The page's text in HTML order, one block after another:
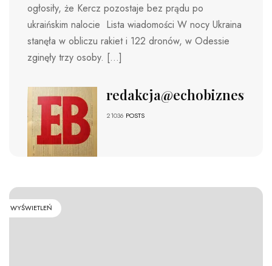
ogłosiły, że Kercz pozostaje bez prądu po
ukraińskim nalocie Lista wiadomości W nocy Ukraina
stanęła w obliczu rakiet i 122 dronów, w Odessie
zginęły trzy osoby. […]
redakcja@echobiznesu.pl
21036 POSTS
WYŚWIETLEŃ